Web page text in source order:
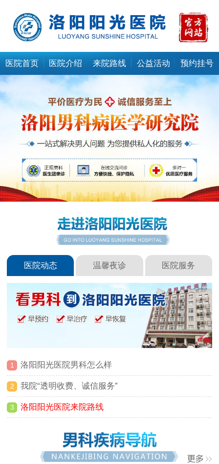
医院首页 医院介绍 来院路线 公益活动 预约挂号
医院动态 温馨夜诊 医院服务
1 洛阳阳光医院男科怎么样
2 我院“透明收费、诚信服务”
3 洛阳阳光医院来院路线